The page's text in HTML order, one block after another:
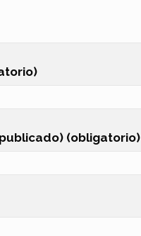
(obligatorio)